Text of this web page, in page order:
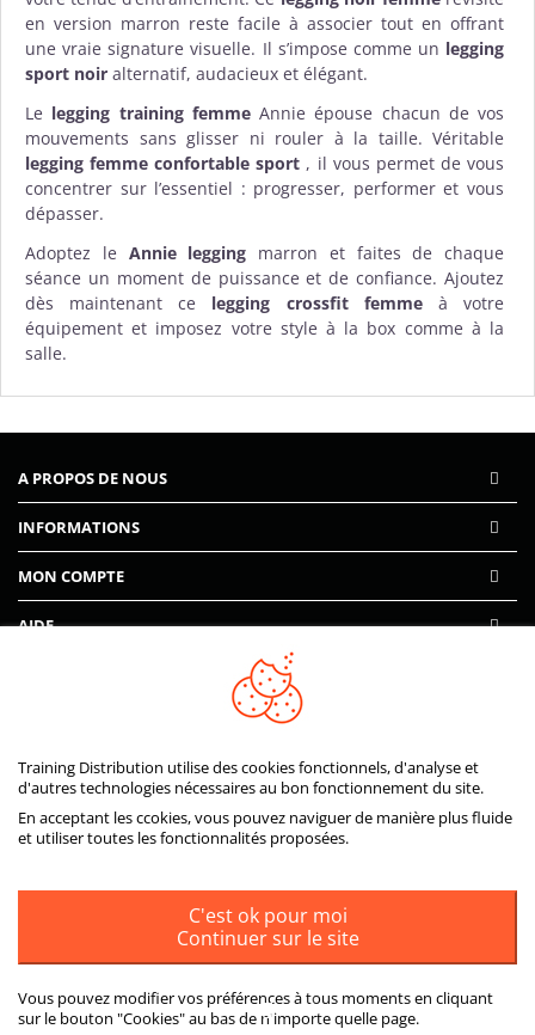
en version marron reste facile à associer tout en offrant
une vraie signature visuelle. Il s’impose comme un legging
sport noir alternatif, audacieux et élégant.
Le legging training femmeAnnie épouse chacun de vos
mouvements sans glisser ni rouler à la taille. Véritable
legging femme confortable sport , il vous permet de vous
concentrer sur l’essentiel : progresser, performer et vous
dépasser.
Adoptez le Annie legging marron et faites de chaque
séance un moment de puissance et de confiance. Ajoutez
dès maintenant ce legging crossfit femmeà votre
équipement et imposez votre style à la box comme à la
salle.
A PROPOS DE NOUS
INFORMATIONS
MON COMPTE
Training Distribution utilise des cookies fonctionnels, d'analyse et
d'autres technologies nécessaires au bon fonctionnement du site.
En acceptant les ccokies, vous pouvez naviguer de manière plus fluide
et utiliser toutes les fonctionnalités proposées.
C'est ok pour moi
Continuer sur le site
Vous pouvez modifier vos préférences à tous moments en cliquant
sur le bouton "Cookies" au bas de n'importe quelle page.
AIDE